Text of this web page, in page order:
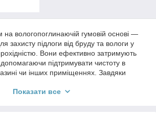
вологопоглинаючій гумовій основі —
захисту підлоги від бруду та вологи у
Вони ефективно затримують
підтримувати чистоту в
чи інших приміщеннях. Завдяки
Ворсове покриття швидко поглинає
ефективно перекривати значну площу
Показати все